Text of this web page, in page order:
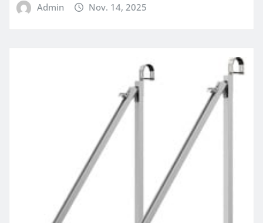
Admin Nov. 14, 2025